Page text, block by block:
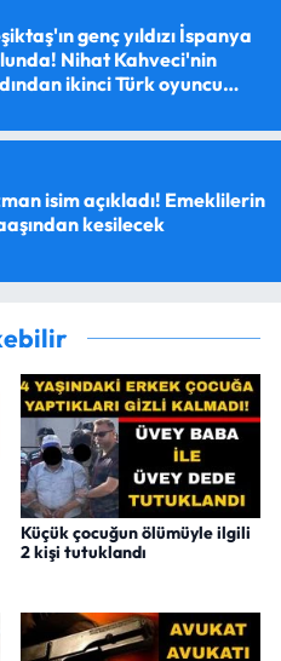
genç yıldızı İspanya
Nihat Kahveci'nin
ikinci Türk oyuncu
isim açıkladı! Emeklilerin
kesilecek
Küçük çocuğun ölümüyle ilgili
2 kişi tutuklandı